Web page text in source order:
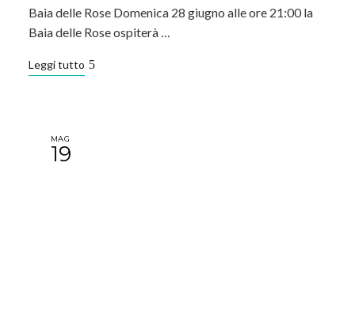
Baia delle Rose Domenica 28 giugno alle ore 21:00 la
Baia delle Rose ospiterà …
Leggi tutto
MAG
19